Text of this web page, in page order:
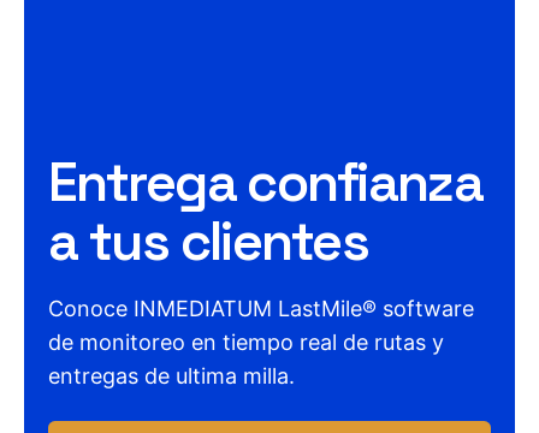
Entrega confianza
a tus clientes
Conoce INMEDIATUM LastMile® software
de monitoreo en tiempo real de rutas y
entregas de ultima milla.